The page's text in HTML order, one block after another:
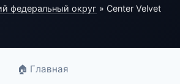
федеральный округ » Center Velvet
🏠 Главная